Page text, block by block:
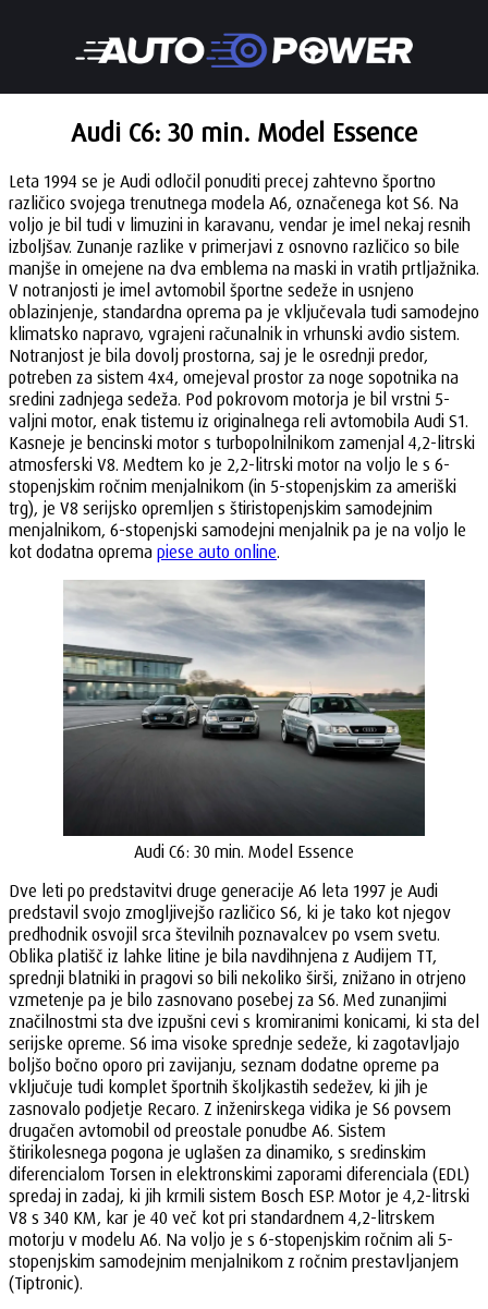
Audi C6: 30 min. Model Essence
Leta 1994 se je Audi odločil ponuditi precej zahtevno športno
različico svojega trenutnega modela A6, označenega kot S6. Na
voljo je bil tudi v limuzini in karavanu, vendar je imel nekaj resnih
izboljšav. Zunanje razlike v primerjavi z osnovno različico so bile
manjše in omejene na dva emblema na maski in vratih prtljažnika.
V notranjosti je imel avtomobil športne sedeže in usnjeno
oblazinjenje, standardna oprema pa je vključevala tudi samodejno
klimatsko napravo, vgrajeni računalnik in vrhunski avdio sistem.
Notranjost je bila dovolj prostorna, saj je le osrednji predor,
potreben za sistem 4x4, omejeval prostor za noge sopotnika na
sredini zadnjega sedeža. Pod pokrovom motorja je bil vrstni 5-
valjni motor, enak tistemu iz originalnega reli avtomobila Audi S1.
Kasneje je bencinski motor s turbopolnilnikom zamenjal 4,2-litrski
atmosferski V8. Medtem ko je 2,2-litrski motor na voljo le s 6-
stopenjskim ročnim menjalnikom (in 5-stopenjskim za ameriški
trg), je V8 serijsko opremljen s štiristopenjskim samodejnim
menjalnikom, 6-stopenjski samodejni menjalnik pa je na voljo le
kot dodatna oprema piese auto online.
Audi C6: 30 min. Model Essence
Dve leti po predstavitvi druge generacije A6 leta 1997 je Audi
predstavil svojo zmogljivejšo različico S6, ki je tako kot njegov
predhodnik osvojil srca številnih poznavalcev po vsem svetu.
Oblika platišč iz lahke litine je bila navdihnjena z Audijem TT,
sprednji blatniki in pragovi so bili nekoliko širši, znižano in otrjeno
vzmetenje pa je bilo zasnovano posebej za S6. Med zunanjimi
značilnostmi sta dve izpušni cevi s kromiranimi konicami, ki sta del
serijske opreme. S6 ima visoke sprednje sedeže, ki zagotavljajo
boljšo bočno oporo pri zavijanju, seznam dodatne opreme pa
vključuje tudi komplet športnih školjkastih sedežev, ki jih je
zasnovalo podjetje Recaro. Z inženirskega vidika je S6 povsem
drugačen avtomobil od preostale ponudbe A6. Sistem
štirikolesnega pogona je uglašen za dinamiko, s sredinskim
diferencialom Torsen in elektronskimi zaporami diferenciala (EDL)
spredaj in zadaj, ki jih krmili sistem Bosch ESP. Motor je 4,2-litrski
V8 s 340 KM, kar je 40 več kot pri standardnem 4,2-litrskem
motorju v modelu A6. Na voljo je s 6-stopenjskim ročnim ali 5-
stopenjskim samodejnim menjalnikom z ročnim prestavljanjem
(Tiptronic).